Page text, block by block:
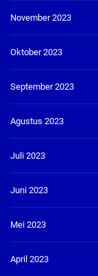
November 2023
Oktober 2023
September 2023
Agustus 2023
Juli 2023
Juni 2023
Mei 2023
April 2023